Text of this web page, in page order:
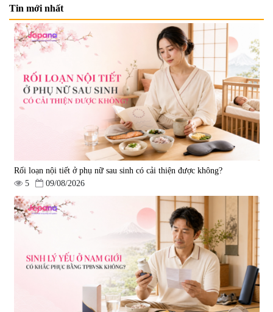
Viên uống hỗ trợ Gout Ribeto
Shoji The Goutto 150 viên
73.520
1.500.000 đ
Viên uống hỗ trợ xương khớp
Kendai Glucosamine Hộp 180
viên
|9.280
690.000 đ
Viên uống hỗ trợ xương khớp
Super Glucosamine DX Hokoen
980.000 đ
Viên uống hỗ trợ xương khớp
Yoro Factory Kyoto Has 50EX
Plus 30 viên
|0
2.380.000 đ
Tin mới nhất
Rối loạn nội tiết ở phụ nữ sau sinh có cải thiện được không?
5
09/08/2026